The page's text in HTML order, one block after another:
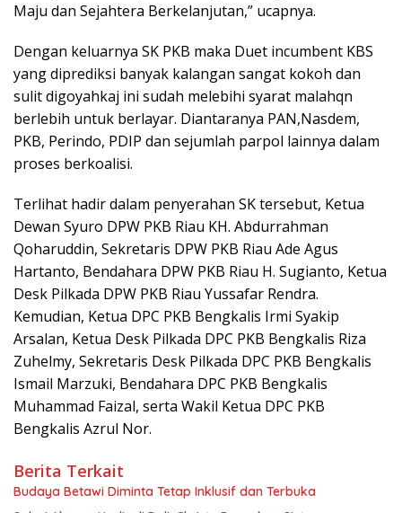
Maju dan Sejahtera Berkelanjutan,” ucapnya.
Dengan keluarnya SK PKB maka Duet incumbent KBS
yang diprediksi banyak kalangan sangat kokoh dan
sulit digoyahkaj ini sudah melebihi syarat malahqn
berlebih untuk berlayar. Diantaranya PAN,Nasdem,
PKB, Perindo, PDIP dan sejumlah parpol lainnya dalam
proses berkoalisi.
Terlihat hadir dalam penyerahan SK tersebut, Ketua
Dewan Syuro DPW PKB Riau KH. Abdurrahman
Qoharuddin, Sekretaris DPW PKB Riau Ade Agus
Hartanto, Bendahara DPW PKB Riau H. Sugianto, Ketua
Desk Pilkada DPW PKB Riau Yussafar Rendra.
Kemudian, Ketua DPC PKB Bengkalis Irmi Syakip
Arsalan, Ketua Desk Pilkada DPC PKB Bengkalis Riza
Zuhelmy, Sekretaris Desk Pilkada DPC PKB Bengkalis
Ismail Marzuki, Bendahara DPC PKB Bengkalis
Muhammad Faizal, serta Wakil Ketua DPC PKB
Bengkalis Azrul Nor.
Berita Terkait
Budaya Betawi Diminta Tetap Inklusif dan Terbuka